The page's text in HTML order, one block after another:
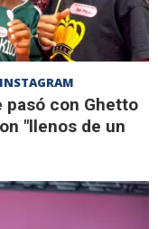
pasó con Ghetto
"llenos de un